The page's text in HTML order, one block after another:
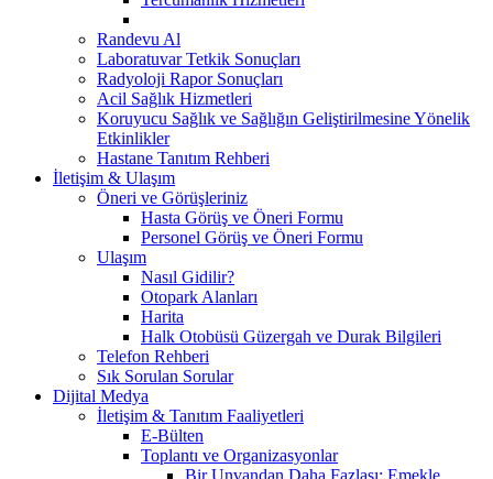
Randevu Al
Laboratuvar Tetkik Sonuçları
Radyoloji Rapor Sonuçları
Acil Sağlık Hizmetleri
Koruyucu Sağlık ve Sağlığın Geliştirilmesine Yönelik
Etkinlikler
Hastane Tanıtım Rehberi
İletişim & Ulaşım
Öneri ve Görüşleriniz
Hasta Görüş ve Öneri Formu
Personel Görüş ve Öneri Formu
Ulaşım
Nasıl Gidilir?
Otopark Alanları
Harita
Halk Otobüsü Güzergah ve Durak Bilgileri
Telefon Rehberi
Sık Sorulan Sorular
Dijital Medya
İletişim & Tanıtım Faaliyetleri
E-Bülten
Toplantı ve Organizasyonlar
Bir Unvandan Daha Fazlası: Emekle